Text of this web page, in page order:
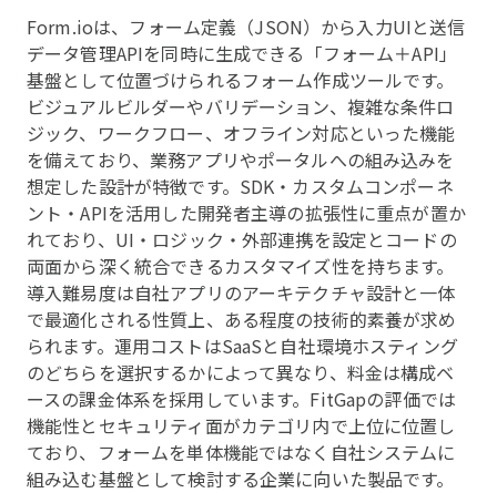
Form.ioは、フォーム定義（JSON）から入力UIと送信
データ管理APIを同時に生成できる「フォーム＋API」
基盤として位置づけられるフォーム作成ツールです。
ビジュアルビルダーやバリデーション、複雑な条件ロ
ジック、ワークフロー、オフライン対応といった機能
を備えており、業務アプリやポータルへの組み込みを
想定した設計が特徴です。SDK・カスタムコンポーネ
ント・APIを活用した開発者主導の拡張性に重点が置か
れており、UI・ロジック・外部連携を設定とコードの
両面から深く統合できるカスタマイズ性を持ちます。
導入難易度は自社アプリのアーキテクチャ設計と一体
で最適化される性質上、ある程度の技術的素養が求め
られます。運用コストはSaaSと自社環境ホスティング
のどちらを選択するかによって異なり、料金は構成ベ
ースの課金体系を採用しています。FitGapの評価では
機能性とセキュリティ面がカテゴリ内で上位に位置し
ており、フォームを単体機能ではなく自社システムに
組み込む基盤として検討する企業に向いた製品です。